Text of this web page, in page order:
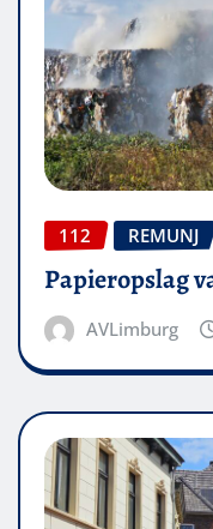
112 REMUNJ
Papieropslag
AVLimburg